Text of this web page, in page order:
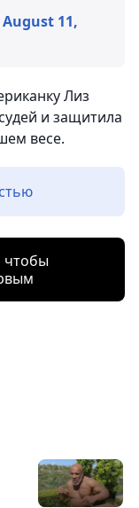
August 11,
Лиз
и защитила
весе.
чтобы